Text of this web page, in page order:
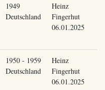
1949
Deutschland
Heinz
Fingerhut
06.01.2025
1950 - 1959
Deutschland
Heinz
Fingerhut
06.01.2025